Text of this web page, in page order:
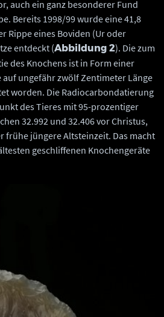
auch ein ganz besonderer Fund
Bereits 1998/99 wurde eine 41,8
Rippe eines Boviden (Ur oder
entdeckt (Abbildung 2). Die zum
des Knochens ist in Form einer
auf ungefähr zwölf Zentimeter Länge
worden. Die Radiocarbondatierung
des Tieres mit 95-prozentiger
32.992 und 32.406 vor Christus,
frühe jüngere Altsteinzeit. Das macht
geschliffenen Knochengeräte